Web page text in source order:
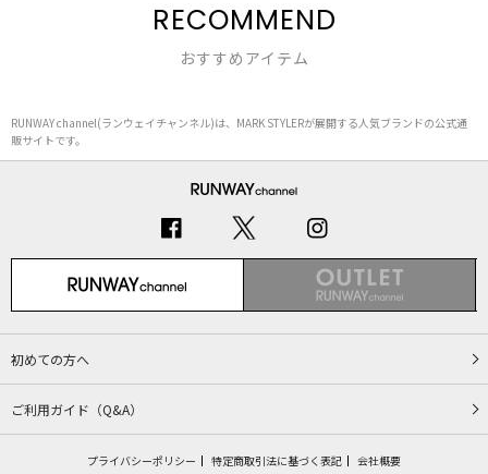
RECOMMEND
おすすめアイテム
RUNWAY channel(ランウェイチャンネル)は、MARK STYLERが展開する人気ブランドの公式通
販サイトです。
初めての方へ
ご利用ガイド（Q&A）
プライバシーポリシー 特定商取引法に基づく表記 会社概要